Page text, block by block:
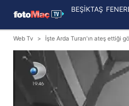
BEŞİKTAŞ
Web Tv İşte Arda Turan'ın ateş ettiği